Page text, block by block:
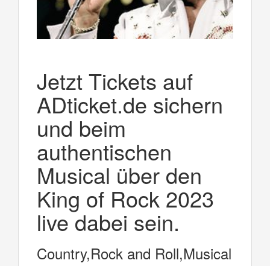
Jetzt Tickets auf
ADticket.de sichern
und beim
authentischen
Musical über den
King of Rock 2023
live dabei sein.
Country,Rock and Roll,Musical